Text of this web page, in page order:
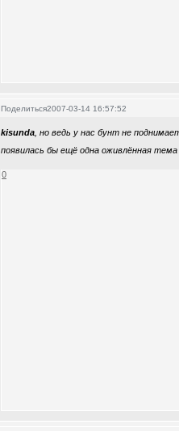
Поделиться2007-03-14 16:57:52
kisunda , но ведь у нас бунт не
появилась бы ещё одна оживлённая
0